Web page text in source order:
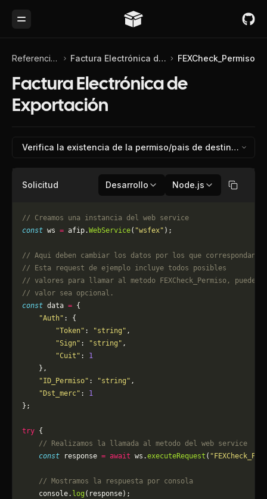
Toggle Menu
Referencia de API Factura Electrónica de Exportación FEXCheck_Permiso
Factura Electrónica de
Exportación
Solicitud Desarrollo Node.js Copiar
// Creamos una instancia del web service
const ws = afip.WebService( "wsfex" );
// Aqui deben cambiar los datos por los que correspondan.
// Esta request de ejemplo incluye todos posibles
// valores para llamar al metodo FEXCheck_Permiso, puede
// valor sea opcional.
const data = {
    "Auth"
: {
        "Token"
: "string" ,
        "Sign"
: "string" ,
        "Cuit"
: 1
    },
    "ID_Permiso"
: "string" ,
    "Dst_merc"
: 1
};
try {
    // Realizamos la llamada al metodo del web service
    const
response = await ws.executeRequest (
    // Mostramos la respuesta por consola
    console.
log (response);